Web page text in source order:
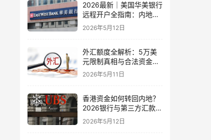
2026最新｜美国华美银行
远程开户全指南：内地居
民足不出户办理美股与跨
境账户实操解析
2026年5月12日
外汇额度全解析：5万美
元限制真相与合法资金出
境通道
2026年5月11日
香港资金如何转回内地？
2026银行与第三方汇款全
攻略
2026年5月12日